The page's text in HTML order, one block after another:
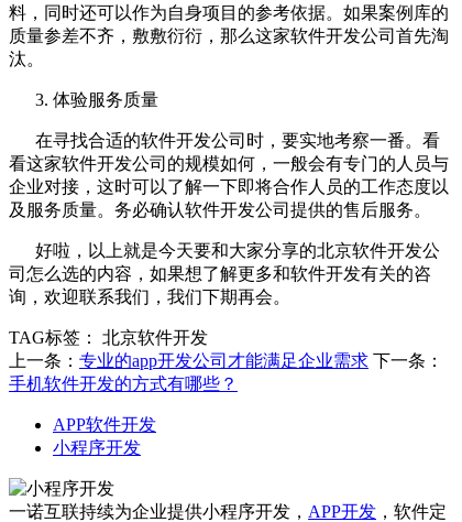
料，同时还可以作为自身项目的参考依据。如果案例库的
质量参差不齐，敷敷衍衍，那么这家软件开发公司首先淘
汰。
3. 体验服务质量
在寻找合适的软件开发公司时，要实地考察一番。看
看这家软件开发公司的规模如何，一般会有专门的人员与
企业对接，这时可以了解一下即将合作人员的工作态度以
及服务质量。务必确认软件开发公司提供的售后服务。
好啦，以上就是今天要和大家分享的北京软件开发公
司怎么选的内容，如果想了解更多和软件开发有关的咨
询，欢迎联系我们，我们下期再会。
TAG标签：
北京软件开发
上一条： 专业的app开发公司才能满足企业需求 下一条：
手机软件开发的方式有哪些？
APP软件开发
小程序开发
一诺互联持续为企业提供小程序开发， APP开发 ，软件定